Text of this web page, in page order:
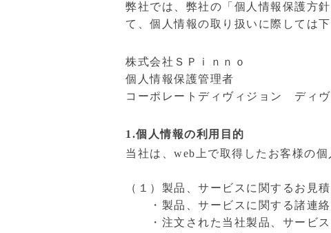
弊社では、弊社の「個人情報保護方
て、個人情報の取り扱いに際しては
株式会社ＳＰｉｎｎｏ
個人情報保護管理者
コーポレートディヴィジョン ディ
1.個人情報の利用目的
当社は、web上で取得したお客様の
（１）製品、サービスに関するお見
・製品、サービスに関する諸連絡
・注文された当社製品、サービス